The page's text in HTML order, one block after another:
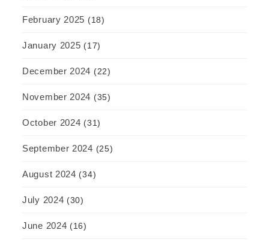
February 2025 (18)
January 2025 (17)
December 2024 (22)
November 2024 (35)
October 2024 (31)
September 2024 (25)
August 2024 (34)
July 2024 (30)
June 2024 (16)